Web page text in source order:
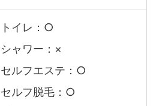
トイレ：○
シャワー：×
セルフエステ：○
セルフ脱毛：○